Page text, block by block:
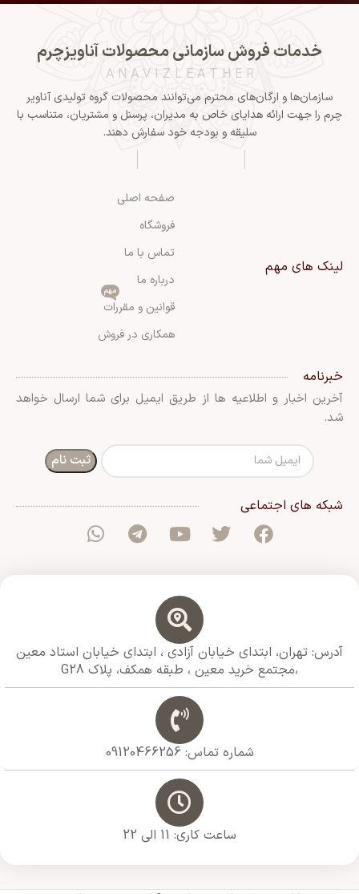
خدمات فروش سازمانی محصولات آناویزچرم
A N A V I Z L E A T H E R
سازمان‌ها و ارگان‌های محترم می‌توانند محصولات گروه تولیدی آناویر
چرم را جهت ارائه هدایای خاص به مدیران، پرسنل و مشتریان، متناسب با
سلیقه و بودجه خود سفارش دهند.
لینک های مهم
صفحه اصلی
فروشگاه
تماس با ما
درباره ما
قوانین و مقررات
مهم
همکاری در فروش
خبرنامه
آخرین اخبار و اطلاعیه ها از طریق ایمیل برای شما ارسال خواهد
شد.
شبکه های اجتماعی
آدرس: تهران، ابتدای خیابان آزادی ،‌ ابتدای خیابان استاد معین
،مجتمع خرید معین ،‌ طبقه همکف،‌ پلاک G28
شماره تماس: 09120466256
ساعت کاری: 11 الی 22